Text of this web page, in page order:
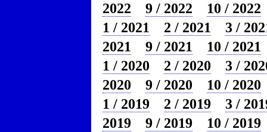
2022
9 / 2022
10 / 2022
1 / 2021
2 / 2021
3 /
2021
9 / 2021
10 / 2021
1 / 2020
2 / 2020
3 /
2020
9 / 2020
10 / 2020
1 / 2019
2 / 2019
3 /
2019
9 / 2019
10 / 2019